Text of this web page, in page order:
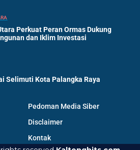
Perkuat Peran Ormas Dukung
dan Iklim Investasi
Selimuti Kota Palangka Raya
Pedoman Media Siber
Disclaimer
Kontak